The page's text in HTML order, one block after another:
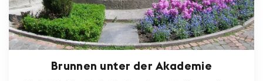
Brunnen unter der Akademie